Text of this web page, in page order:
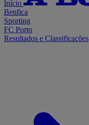
Início
Benfica
Sporting
FC Porto
Resultados e Classificações